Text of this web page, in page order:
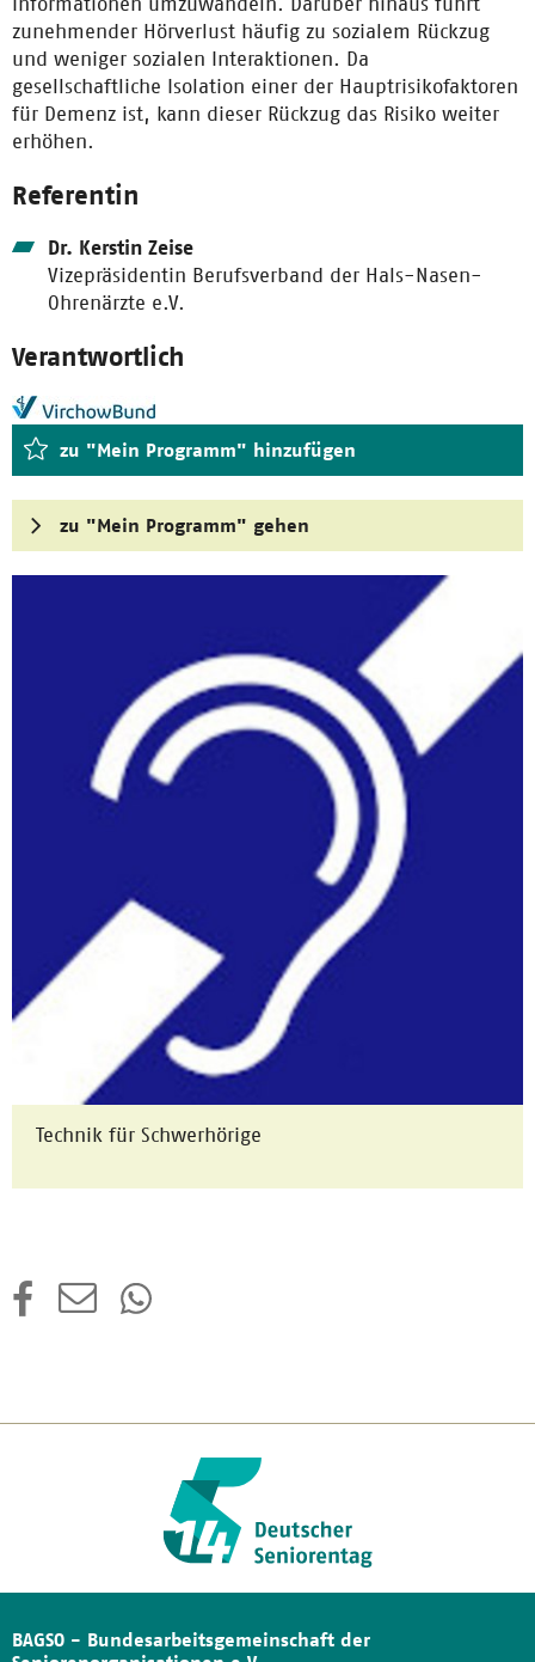
zunehmender Hörverlust häufig zu sozialem Rückzug
und weniger sozialen Interaktionen. Da
gesellschaftliche Isolation einer der Hauptrisikofaktoren
für Demenz ist, kann dieser Rückzug das Risiko weiter
erhöhen.
Referentin
Dr. Kerstin Zeise
Vizepräsidentin Berufsverband der Hals-Nasen-
Ohrenärzte e.V.
Verantwortlich
zu "Mein Programm" hinzufügen
zu "Mein Programm" gehen
Technik für Schwerhörige
BAGSO - Bundesarbeitsgemeinschaft der